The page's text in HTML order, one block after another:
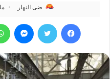
ضى النهار مايو
فيسبوك تويتر